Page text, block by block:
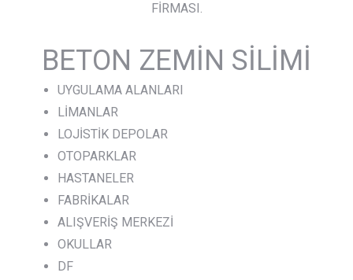
FİRMASI.
BETON ZEMİN SİLİMİ
UYGULAMA ALANLARI
LİMANLAR
LOJİSTİK DEPOLAR
OTOPARKLAR
HASTANELER
FABRİKALAR
ALIŞVERİŞ MERKEZİ
OKULLAR
DF